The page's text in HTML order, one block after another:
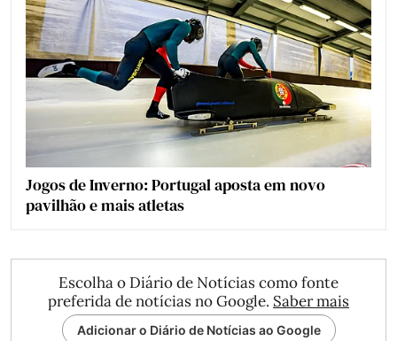
Jogos de Inverno: Portugal aposta em novo
pavilhão e mais atletas
Escolha o Diário de Notícias como fonte
preferida de notícias no Google. Saber mais
Adicionar o Diário de Notícias ao Google